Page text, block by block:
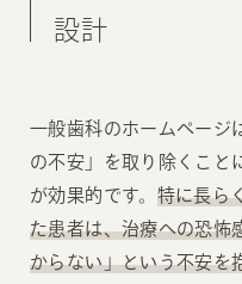
設計
一般歯科のホームページ
の不安」を取り除くこと
が効果的です。 特に長ら
た患者は、治療への恐怖
からない」という不安を